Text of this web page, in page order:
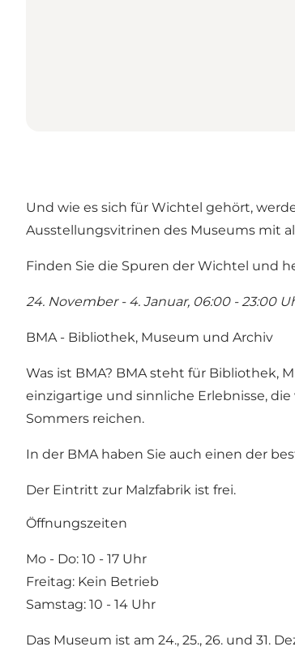
Und wie es sich für Wichtel gehört,
Ausstellungsvitrinen des Museums mit
Finden Sie die Spuren der Wichtel und
24. November - 4. Januar, 06:00 - 23:00
BMA - Bibliothek, Museum und Archiv
Was ist BMA? BMA steht für Bibliothek,
einzigartige und sinnliche Erlebnisse,
Sommers reichen.
In der BMA haben Sie auch einen der
Der Eintritt zur Malzfabrik ist frei.
Öffnungszeiten
Mo - Do: 10 - 17 Uhr
Freitag: Kein Betrieb
Samstag: 10 - 14 Uhr
Das Museum ist am 24., 25., 26. und 31.